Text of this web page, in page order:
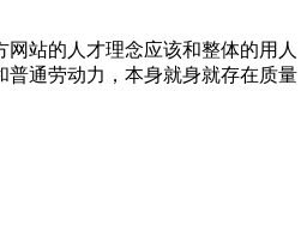
网站的人才理念应该和整体的用人
普通劳动力，本身就身就存在质量